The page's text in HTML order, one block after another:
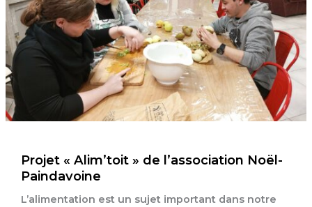
Projet « Alim’toit » de l’association Noël-
Paindavoine
L’alimentation est un sujet important dans notre